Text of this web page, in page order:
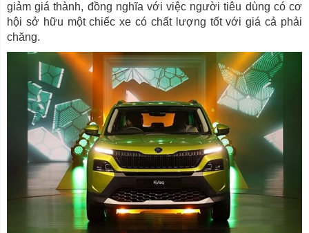
giảm giá thành, đồng nghĩa với việc người tiêu dùng có cơ
hội sở hữu một chiếc xe có chất lượng tốt với giá cả phải
chăng.